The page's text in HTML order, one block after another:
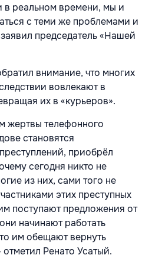
в реальном времени, мы и
с теми же проблемами и
председатель «Нашей
внимание, что многих
вовлекают в
их в «курьеров».
жертвы телефонного
становятся
приобрёл
сегодня никто не
из них, сами того не
этих преступных
поступают предложения от
начинают работать
им обещают вернуть
Ренато Усатый.